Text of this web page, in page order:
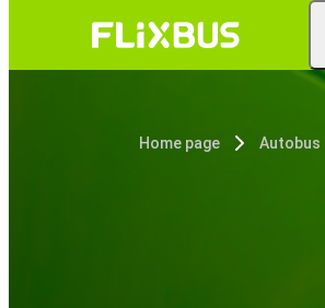
Home page Autobus